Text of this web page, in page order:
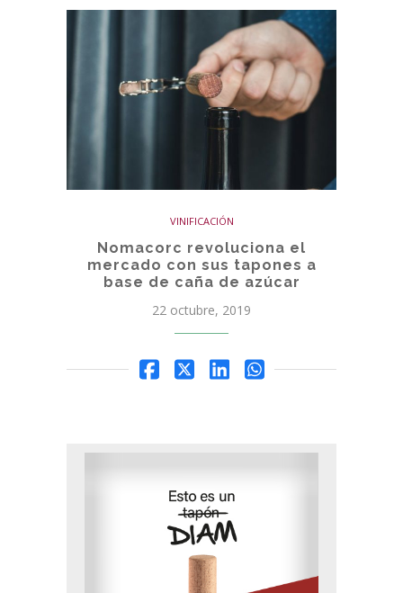
VINIFICACIÓN
Nomacorc revoluciona el
mercado con sus tapones a
base de caña de azúcar
22 octubre, 2019